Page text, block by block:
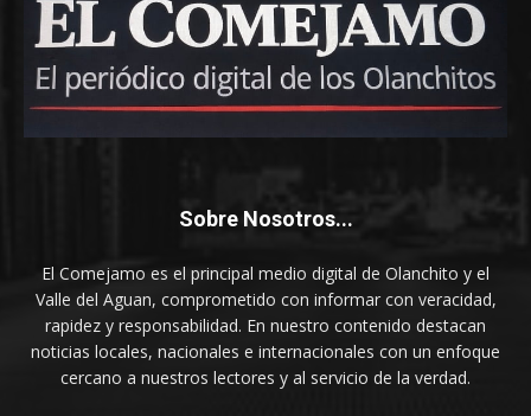
Sobre Nosotros...
El Comejamo es el principal medio digital de Olanchito y el
Valle del Aguan, comprometido con informar con veracidad,
rapidez y responsabilidad. En nuestro contenido destacan
noticias locales, nacionales e internacionales con un enfoque
cercano a nuestros lectores y al servicio de la verdad.